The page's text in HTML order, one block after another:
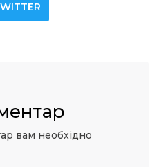
вам необхідно